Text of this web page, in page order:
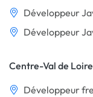
Développeur
Développeur
Centre-Val de Loire
Développeur